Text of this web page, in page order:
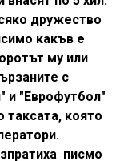
дружество
какъв е
му или
с
и "Еврофутбол"
таксата, която
писмо